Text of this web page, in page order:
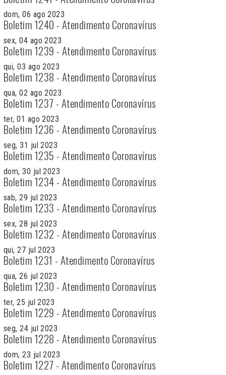
dom, 06 ago 2023
Boletim 1240 - Atendimento Coronavírus
sex, 04 ago 2023
Boletim 1239 - Atendimento Coronavírus
qui, 03 ago 2023
Boletim 1238 - Atendimento Coronavírus
qua, 02 ago 2023
Boletim 1237 - Atendimento Coronavírus
ter, 01 ago 2023
Boletim 1236 - Atendimento Coronavírus
seg, 31 jul 2023
Boletim 1235 - Atendimento Coronavírus
dom, 30 jul 2023
Boletim 1234 - Atendimento Coronavírus
sab, 29 jul 2023
Boletim 1233 - Atendimento Coronavírus
sex, 28 jul 2023
Boletim 1232 - Atendimento Coronavírus
qui, 27 jul 2023
Boletim 1231 - Atendimento Coronavírus
qua, 26 jul 2023
Boletim 1230 - Atendimento Coronavírus
ter, 25 jul 2023
Boletim 1229 - Atendimento Coronavírus
seg, 24 jul 2023
Boletim 1228 - Atendimento Coronavírus
dom, 23 jul 2023
Boletim 1227 - Atendimento Coronavírus